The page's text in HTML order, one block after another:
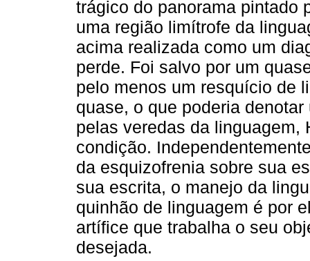
trágico do panorama pintado
uma região limítrofe da
acima realizada como um
perde. Foi salvo por um
pelo menos um resquício de
quase, o que poderia
pelas veredas da linguagem,
condição.
da esquizofrenia sobre sua
sua escrita, o manejo da
quinhão de linguagem é por
artífice que trabalha o seu
desejada.